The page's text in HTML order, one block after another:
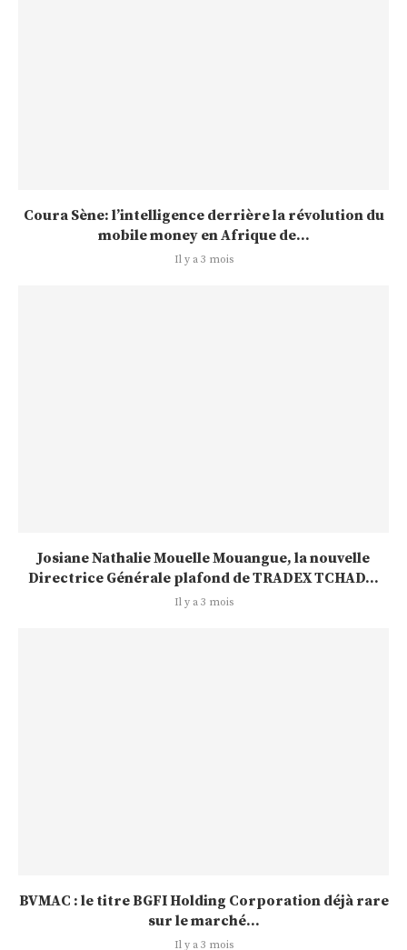
Coura Sène: l’intelligence derrière la révolution du
mobile money en Afrique de...
Il y a 3 mois
Josiane Nathalie Mouelle Mouangue, la nouvelle
Directrice Générale plafond de TRADEX TCHAD...
Il y a 3 mois
BVMAC : le titre BGFI Holding Corporation déjà rare
sur le marché...
Il y a 3 mois